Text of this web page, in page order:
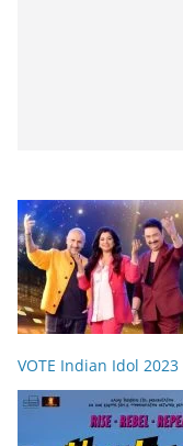
VOTE Indian Idol